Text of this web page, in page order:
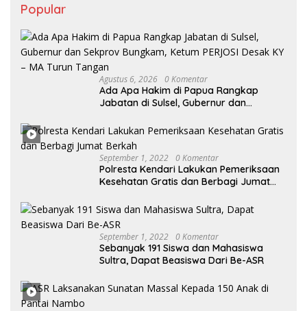
Popular
Agustus 6, 2026 0 Komentar
Ada Apa Hakim di Papua Rangkap
Jabatan di Sulsel, Gubernur dan
Desak KY – MA Turun Tangan
September 1, 2022 0 Komentar
Polresta Kendari Lakukan Pemeriksaan
Kesehatan Gratis dan Berbagi Jumat
September 1, 2022 0 Komentar
Sebanyak 191 Siswa dan Mahasiswa
Sultra, Dapat Beasiswa Dari Be-ASR